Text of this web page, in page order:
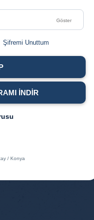
Göster
Şifremi Unuttum
İNDIR
/ Konya